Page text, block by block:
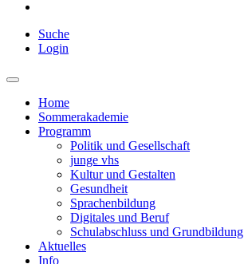
Suche
Login
Home
Sommerakademie
Programm
Politik und Gesellschaft
junge vhs
Kultur und Gestalten
Gesundheit
Sprachenbildung
Digitales und Beruf
Schulabschluss und Grundbildung
Aktuelles
Info